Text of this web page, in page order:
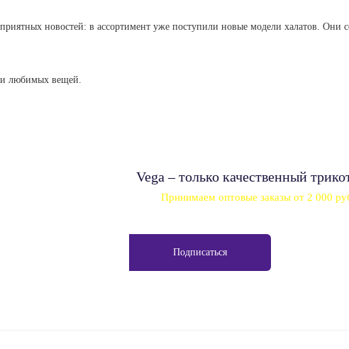
новостей: в ассортимент уже поступили новые модели халатов. Они
и любимых вещей.
Vega – только качественный
Принимаем оптовые заказы от 2 000